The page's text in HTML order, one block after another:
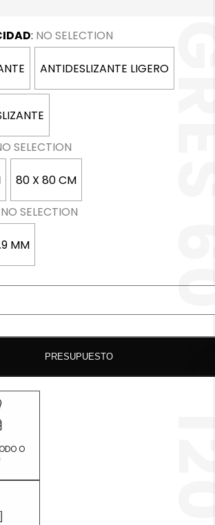
: NO SELECTION
ANTIDESLIZANTE LIGERO
SELECTION
80 X 80 CM
NO SELECTION
MM
PRESUPUESTO
O